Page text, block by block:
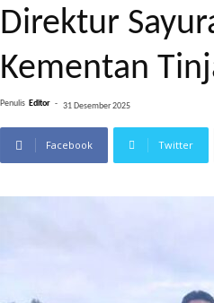
Direktur
Kementan
Penulis Editor - 31 Desember 2025
Facebook Twitter